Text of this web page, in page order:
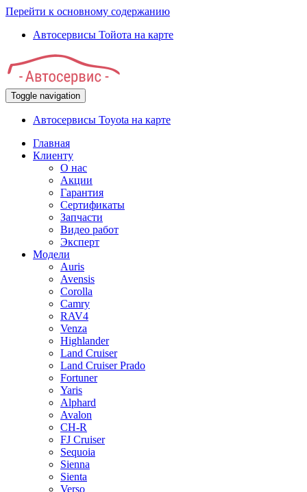
Перейти к основному содержанию
Автосервисы Тойота на карте
Toggle navigation
Автосервисы Toyota на карте
Главная
Клиенту
О нас
Акции
Гарантия
Сертификаты
Запчасти
Видео работ
Эксперт
Модели
Auris
Avensis
Corolla
Camry
RAV4
Venza
Highlander
Land Cruiser
Land Cruiser Prado
Fortuner
Yaris
Alphard
Avalon
CH-R
FJ Cruiser
Sequoia
Sienna
Sienta
Verso